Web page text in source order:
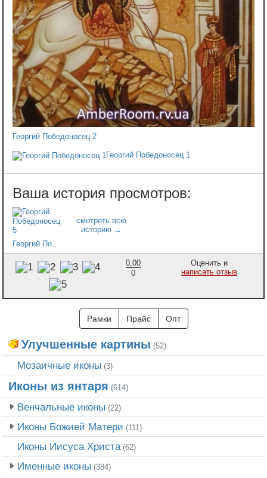
Георгий Победоносец 2
Георгий Победоносец 1
Георгий Победоносец 5
0,00
0
Оценить и
написать отзыв
Рамки Прайс Опт
Улучшенные картины (52)
Мозаичные иконы (3)
Иконы из янтаря (614)
Венчальные иконы (22)
Иконы Божией Матери (111)
Иконы Иисуса Христа(62)
Именные иконы (384)